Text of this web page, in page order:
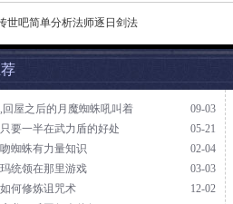
世吧简单分析法师逐日剑法
09-03
回屋之后的月魔蜘蛛吼叫着
05-21
要一半在武力盾的好处
02-04
蜘蛛有力量知识
03-03
统领在那里游戏
12-02
何修炼诅咒术